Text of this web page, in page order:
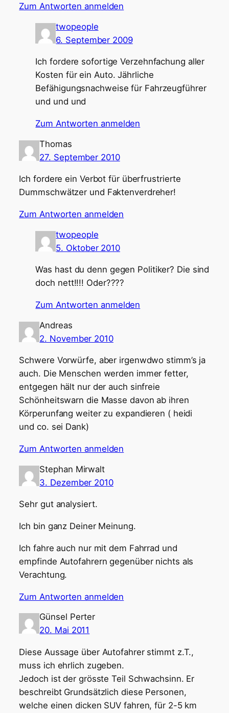
Zum Antworten anmelden
twopeople
6. September 2009
Ich fordere sofortige Verzehnfachung aller
Kosten für ein Auto. Jährliche
Befähigungsnachweise für Fahrzeugführer
und und und
Zum Antworten anmelden
Thomas
27. September 2010
Ich fordere ein Verbot für überfrustrierte
Dummschwätzer und Faktenverdreher!
Zum Antworten anmelden
twopeople
5. Oktober 2010
Was hast du denn gegen Politiker? Die sind
doch nett!!!! Oder????
Zum Antworten anmelden
Andreas
2. November 2010
Schwere Vorwürfe, aber irgenwdwo stimm’s ja
auch. Die Menschen werden immer fetter,
entgegen hält nur der auch sinfreie
Schönheitswarn die Masse davon ab ihren
Körperunfang weiter zu expandieren ( heidi
und co. sei Dank)
Zum Antworten anmelden
Stephan Mirwalt
3. Dezember 2010
Sehr gut analysiert.
Ich bin ganz Deiner Meinung.
Ich fahre auch nur mit dem Fahrrad und
empfinde Autofahrern gegenüber nichts als
Verachtung.
Zum Antworten anmelden
Günsel Perter
20. Mai 2011
Diese Aussage über Autofahrer stimmt z.T.,
muss ich ehrlich zugeben.
Jedoch ist der grösste Teil Schwachsinn. Er
beschreibt Grundsätzlich diese Personen,
welche einen dicken SUV fahren, für 2-5 km